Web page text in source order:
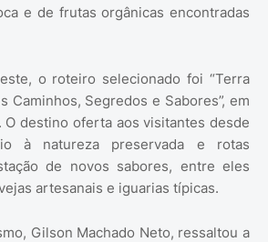
e de frutas orgânicas encontradas
o roteiro selecionado foi “Terra
Caminhos, Segredos e Sabores”, em
O destino oferta aos visitantes desde
à natureza preservada e rotas
de novos sabores, entre eles
artesanais e iguarias típicas.
Gilson Machado Neto, ressaltou a